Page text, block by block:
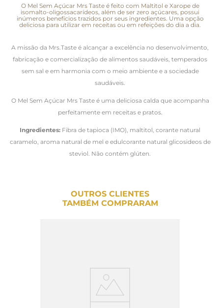
O Mel Sem Açúcar Mrs Taste é feito com Maltitol e Xarope de
isomalto-oligossacarídeos, além de ser zero açúcares, possui
inúmeros benefícios trazidos por seus ingredientes. Uma opção
deliciosa para utilizar em receitas ou em refeições do dia a dia.
A missão da Mrs.Taste é alcançar a excelência no desenvolvimento,
fabricação e comercialização de alimentos saudáveis, temperados
sem sal e em harmonia com o meio ambiente e a sociedade
saudáveis.
O Mel Sem Açúcar Mrs Taste é uma deliciosa calda que acompanha
perfeitamente em receitas e pratos.
Ingredientes: Fibra de tapioca (IMO), maltitol, corante natural
caramelo, aroma natural de mel e edulcorante natural glicosideos de
steviol. Não contém glúten.
OUTROS CLIENTES
TAMBÉM COMPRARAM